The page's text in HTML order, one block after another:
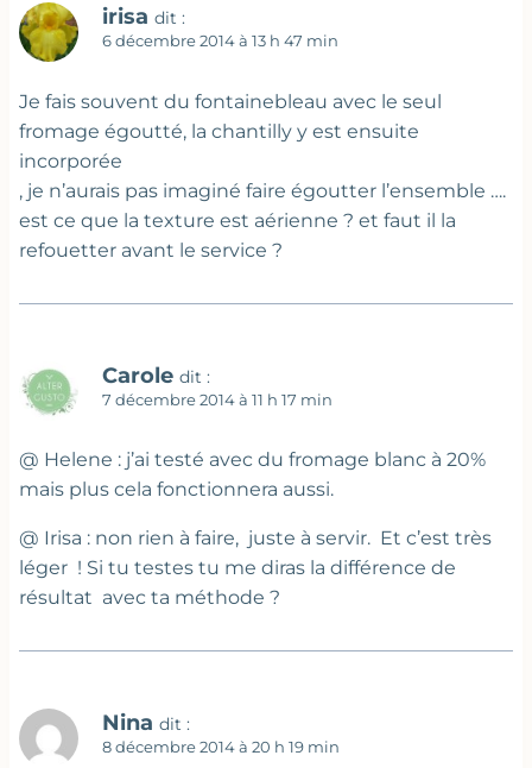
irisa dit :
6 décembre 2014 à 13 h 47 min
Je fais souvent du fontainebleau avec le seul
fromage égoutté, la chantilly y est ensuite
incorporée
, je n’aurais pas imaginé faire égoutter l’ensemble ….
est ce que la texture est aérienne ? et faut il la
refouetter avant le service ?
Carole dit :
7 décembre 2014 à 11 h 17 min
@ Helene : j’ai testé avec du fromage blanc à 20%
mais plus cela fonctionnera aussi.
@ Irisa : non rien à faire, juste à servir. Et c’est très
léger ! Si tu testes tu me diras la différence de
résultat avec ta méthode ?
Nina dit :
8 décembre 2014 à 20 h 19 min